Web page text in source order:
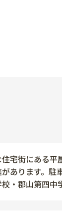
宅街にある平
あります。駐
・郡山第四中